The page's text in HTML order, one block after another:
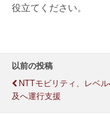
役立てください。
以前の投稿
NTTモビリティ、レベ
及へ運行支援